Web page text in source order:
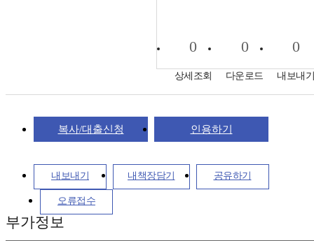
0
상세조회
0
다운로드
0
내보내
복사/대출신청 인용하기
내보내기 내책장담기 공유하기
오류접수
부가정보